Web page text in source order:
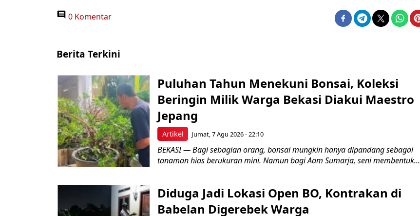
0 Komentar
Berita Terkini
Artikel
Puluhan Tahun Menekuni Bonsai, Koleksi
Beringin Milik Warga Bekasi Diakui Maestro
Jepang
Jumat, 7 Agu 2026 - 22:10
BEKASI — Bagi sebagian orang, bonsai mungkin hanya dipandang sebagai
tanaman hias berukuran mini. Namun bagi Aam Sumarja, seni membentuk...
Diduga Jadi Lokasi Open BO, Kontrakan di
Babelan Digerebek Warga